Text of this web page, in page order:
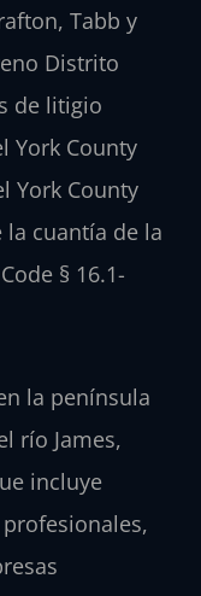
Tabb y
Distrito
de litigio
York County
York County
cuantía de la
§ 16.1-
la península
río James,
incluye